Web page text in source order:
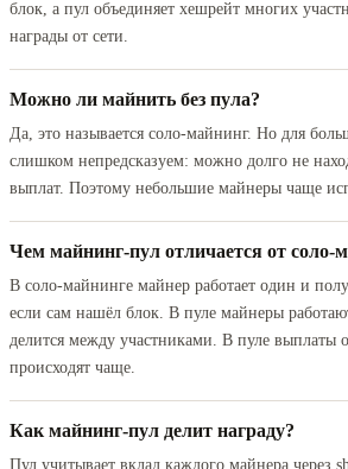
блок, а пул объединяет хешрейт многих
награды от сети.
Можно ли майнить без пула?
Да, это называется соло-майнинг. Но для
слишком непредсказуем: можно долго не
выплат. Поэтому небольшие майнеры чаще
Чем майнинг-пул отличается от соло-
В соло-майнинге майнер работает один и
если сам нашёл блок. В пуле майнеры
делится между участниками. В пуле выплаты
происходят чаще.
Как майнинг-пул делит награду?
Пул учитывает вклад каждого майнера через